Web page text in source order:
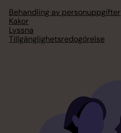
Behandling av personuppgifter
Kakor
Lyssna
Tillgänglighetsredogörelse